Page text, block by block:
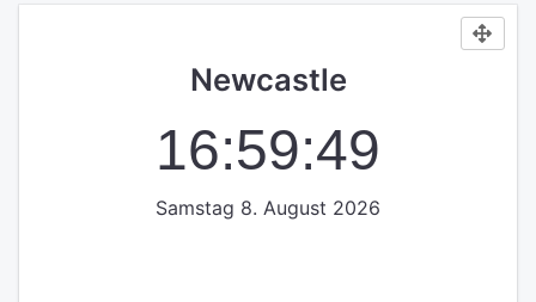
Newcastle
16:59:50
Samstag 8. August 2026